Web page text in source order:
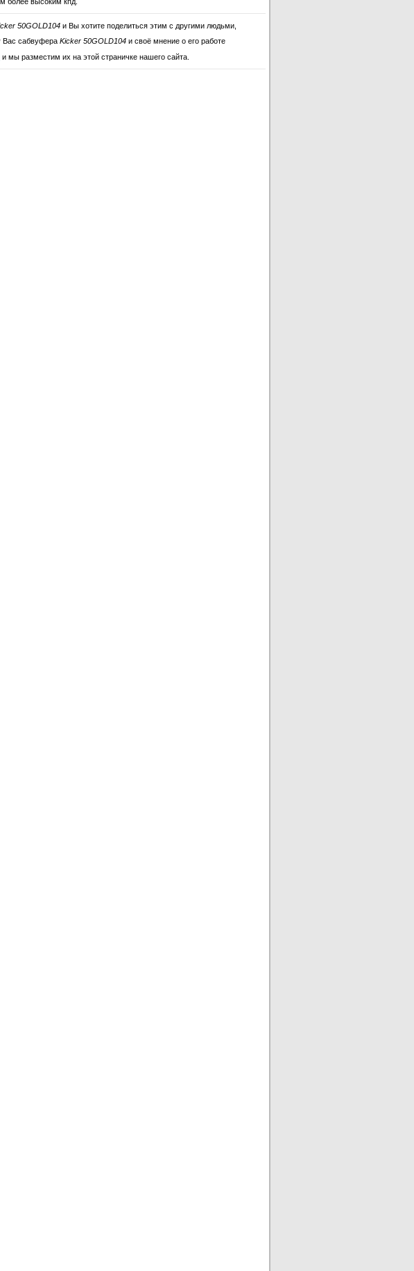
50GOLD104и Вы хотите поделиться этим с другими людьми,
Вас сабвуфера Kicker 50GOLD104и своё мнение о его работе
и мы разместим их на этой страничке нашего сайта.